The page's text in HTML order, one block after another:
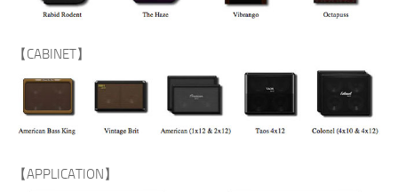
【CABINET】
【APPLICATION】